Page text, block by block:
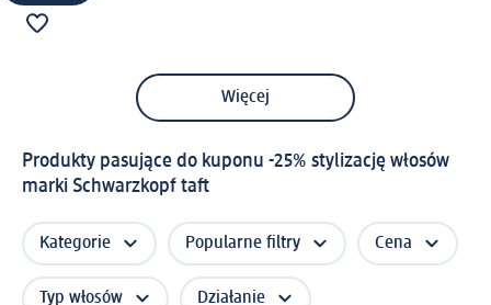
Więcej
Produkty pasujące do kuponu -25% stylizację włosów
marki Schwarzkopf taft
Kategorie Popularne filtry Cena
Typ włosów Działanie